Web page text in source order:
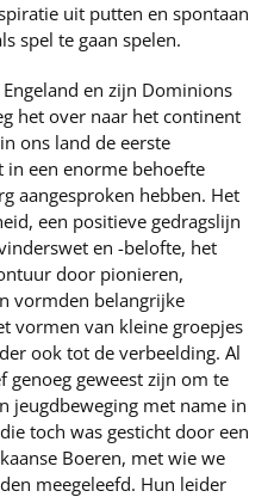
uit putten en spontaan
spel te gaan spelen.
en zijn Dominions
het over naar het continent
ons land de eerste
in een enorme behoefte
aangesproken hebben. Het
een positieve gedragslijn
en -belofte, het
door pionieren,
vormden belangrijke
vormen van kleine groepjes
ook tot de verbeelding. Al
genoeg geweest zijn om te
jeugdbeweging met name in
toch was gesticht door een
Boeren, met wie we
meegeleefd. Hun leider